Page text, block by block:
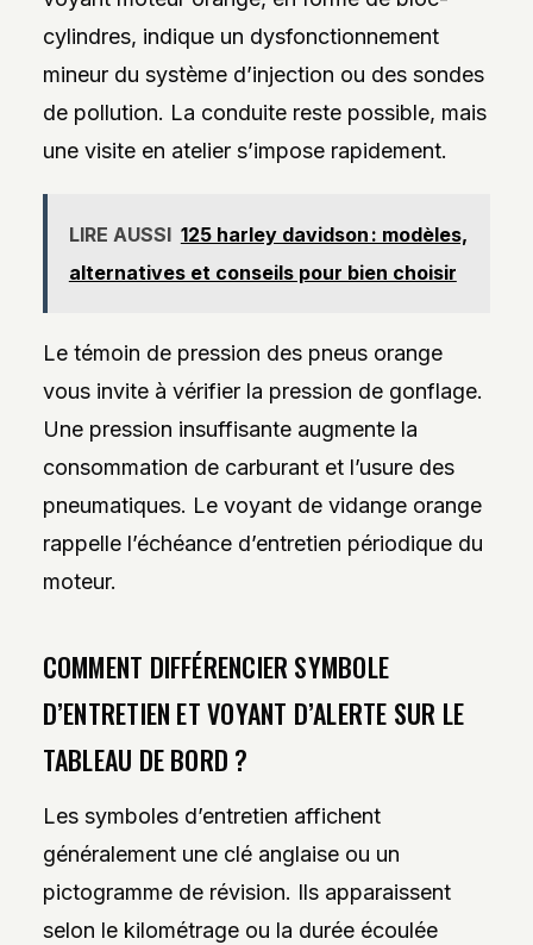
cylindres, indique un dysfonctionnement
mineur du système d’injection ou des sondes
de pollution. La conduite reste possible, mais
une visite en atelier s’impose rapidement.
LIRE AUSSI 125 harley davidson : modèles,
alternatives et conseils pour bien choisir
Le témoin de pression des pneus orange
vous invite à vérifier la pression de gonflage.
Une pression insuffisante augmente la
consommation de carburant et l’usure des
pneumatiques. Le voyant de vidange orange
rappelle l’échéance d’entretien périodique du
moteur.
COMMENT DIFFÉRENCIER SYMBOLE
D’ENTRETIEN ET VOYANT D’ALERTE SUR LE
TABLEAU DE BORD ?
Les symboles d’entretien affichent
généralement une clé anglaise ou un
pictogramme de révision. Ils apparaissent
selon le kilométrage ou la durée écoulée